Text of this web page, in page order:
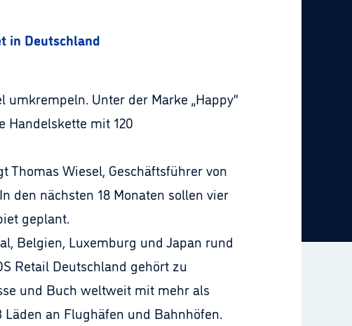
in Deutschland
Unter der Marke „Happy“
Handelskette mit 120
Wiesel, Geschäftsführer von
den nächsten 18 Monaten sollen vier
geplant.
Belgien, Luxemburg und Japan rund
Retail Deutschland gehört zu
und Buch weltweit mit mehr als
an Flughäfen und Bahnhöfen.